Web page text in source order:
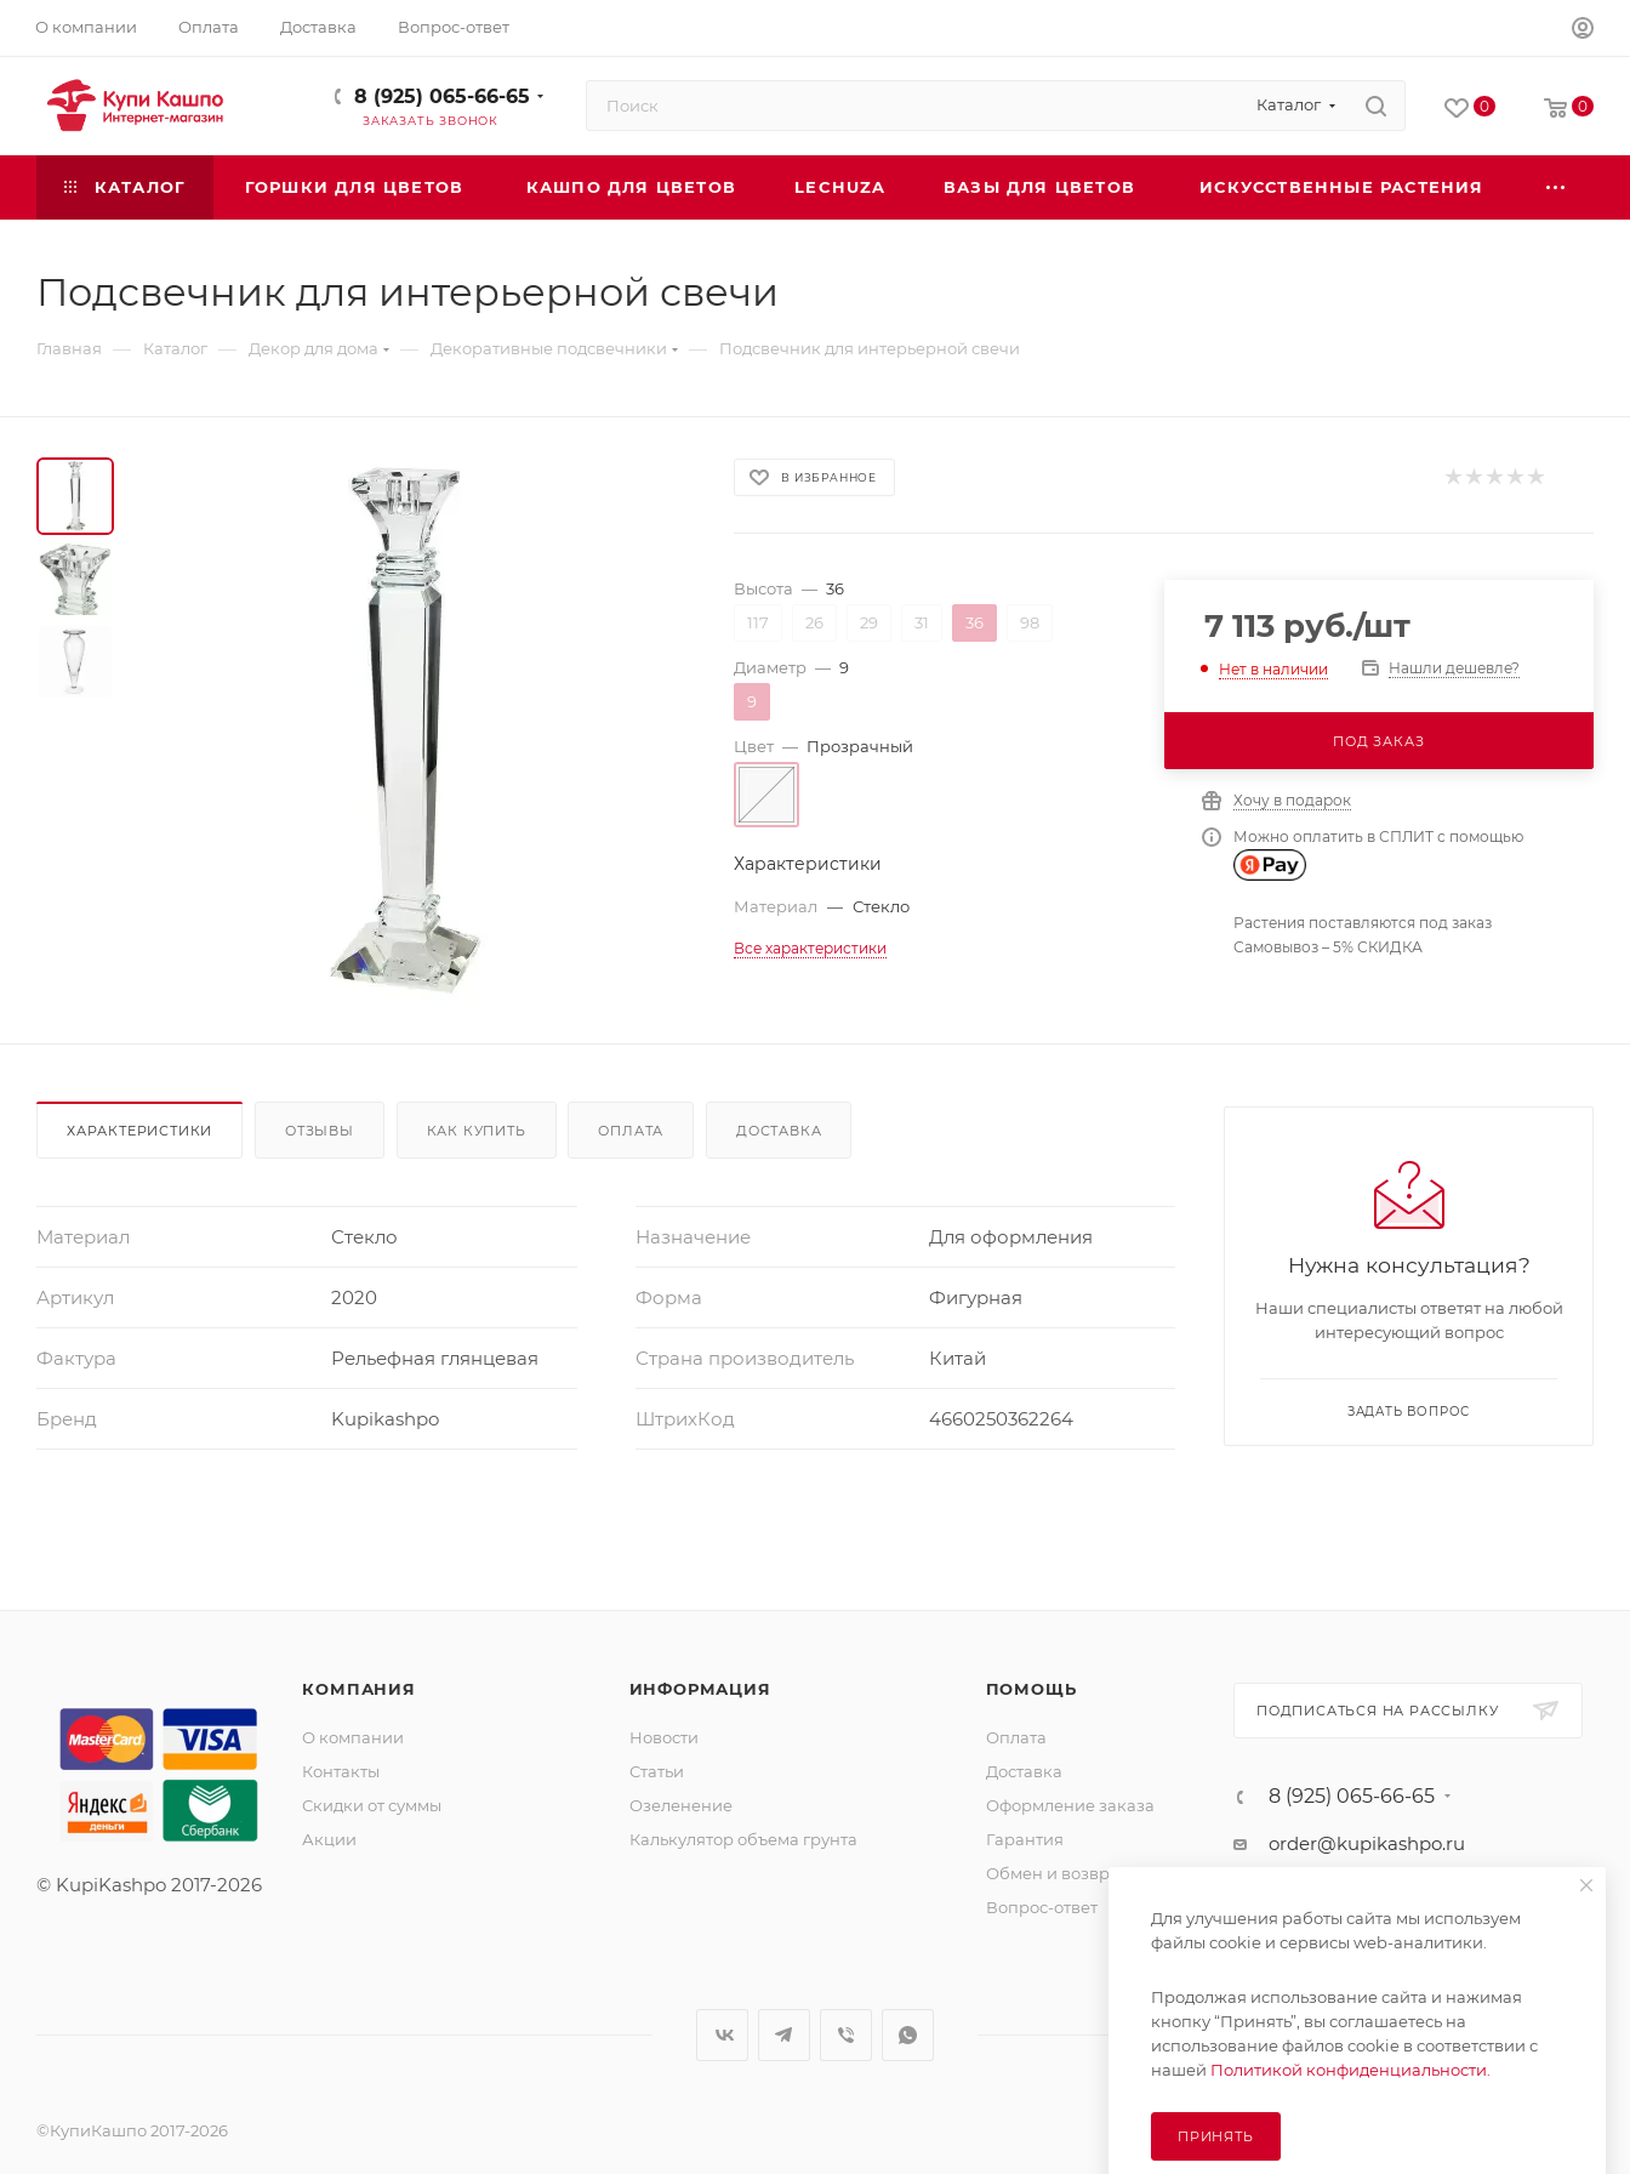
О компании Оплата Доставка Вопрос-ответ
8 (925) 065-66-65
ЗАКАЗАТЬ ЗВОНОК
Каталог 0 0
КАТАЛОГ ГОРШКИ ДЛЯ ЦВЕТОВ КАШПО ДЛЯ ЦВЕТОВ LECHUZA ВАЗЫ ДЛЯ ЦВЕТОВ ИСКУССТВЕННЫЕ РАСТЕНИЯ
Подсвечник для интерьерной свечи
Главная — Каталог — Декор для дома — Декоративные подсвечники — Подсвечник для интерьерной свечи
В ИЗБРАННОЕ
Высота — 36
117
26 29 31 36 98
Диаметр — 9
9
Цвет — Прозрачный
Характеристики
Материал — Стекло
Все характеристики
7 113руб./шт
Нет в наличии Нашли дешевле?
ПОД ЗАКАЗ
Хочу в подарок
Можно оплатить в СПЛИТ с помощью
Растения поставляются под заказ
Самовывоз – 5% СКИДКА
ХАРАКТЕРИСТИКИ ОТЗЫВЫ КАК КУПИТЬ ОПЛАТА ДОСТАВКА
Материал Стекло Назначение Для оформления
Артикул 2020 Форма Фигурная
Фактура Рельефная глянцевая Страна производитель Китай
Бренд Kupikashpo ШтрихКод 4660250362264
Нужна консультация?
Наши специалисты ответят на любой
интересующий вопрос
ЗАДАТЬ ВОПРОС
© KupiKashpo 2017-2026
КОМПАНИЯ
О компании
Контакты
Скидки от суммы
Акции
ИНФОРМАЦИЯ
Новости
Статьи
Озеленение
Калькулятор объема грунта
ПОМОЩЬ
Оплата
Доставка
Оформление заказа
Гарантия
Обмен и возврат
Вопрос-ответ
ПОДПИСАТЬСЯ НА РАССЫЛКУ
8 (925) 065-66-65
order@kupikashpo.ru
©КупиКашпо 2017-2026
Для улучшения работы сайта мы используем
файлы cookie и сервисы web-аналитики.
Продолжая использование сайта и нажимая
кнопку “Принять”, вы соглашаетесь на
использование файлов cookie в соответствии с
нашей Политикой конфиденциальности.
ПРИНЯТЬ